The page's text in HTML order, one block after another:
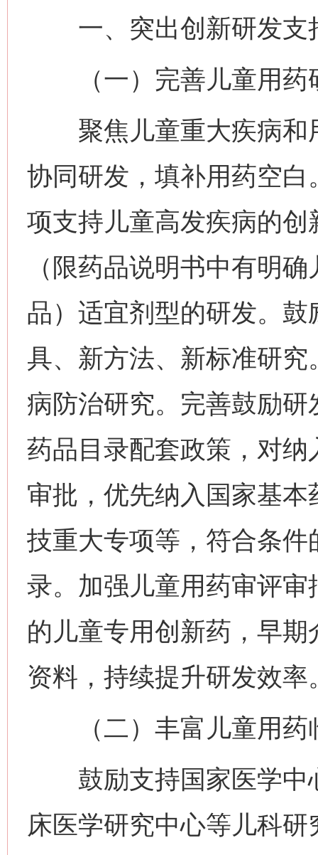
一、突出创新研发支
（一）完善儿童用药
聚焦儿童重大疾病和
协同研发，填补用药空
项支持儿童高发疾病的
（限药品说明书中有明
品）适宜剂型的研发。
具、新方法、新标准研
病防治研究。完善鼓励
药品目录配套政策，对
审批，优先纳入国家基
技重大专项等，符合条
录。加强儿童用药审评
的儿童专用创新药，早
资料，持续提升研发效率
（二）丰富儿童用药
鼓励支持国家医学中
床医学研究中心等儿科